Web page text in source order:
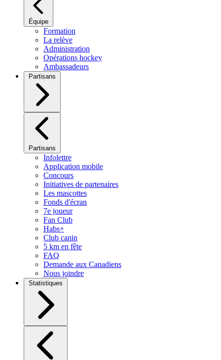
Équipe
Formation
La relève
Administration
Opérations hockey
Ambassadeurs
Partisans
Partisans
Infolettre
Application mobile
Concours
Initiatives de partenaires
Les mascottes
Fonds d'écran
7e joueur
Fan Club
Habs+
Club canin
5 km en fête
FAQ
Demande aux Canadiens
Nous joindre
Statistiques